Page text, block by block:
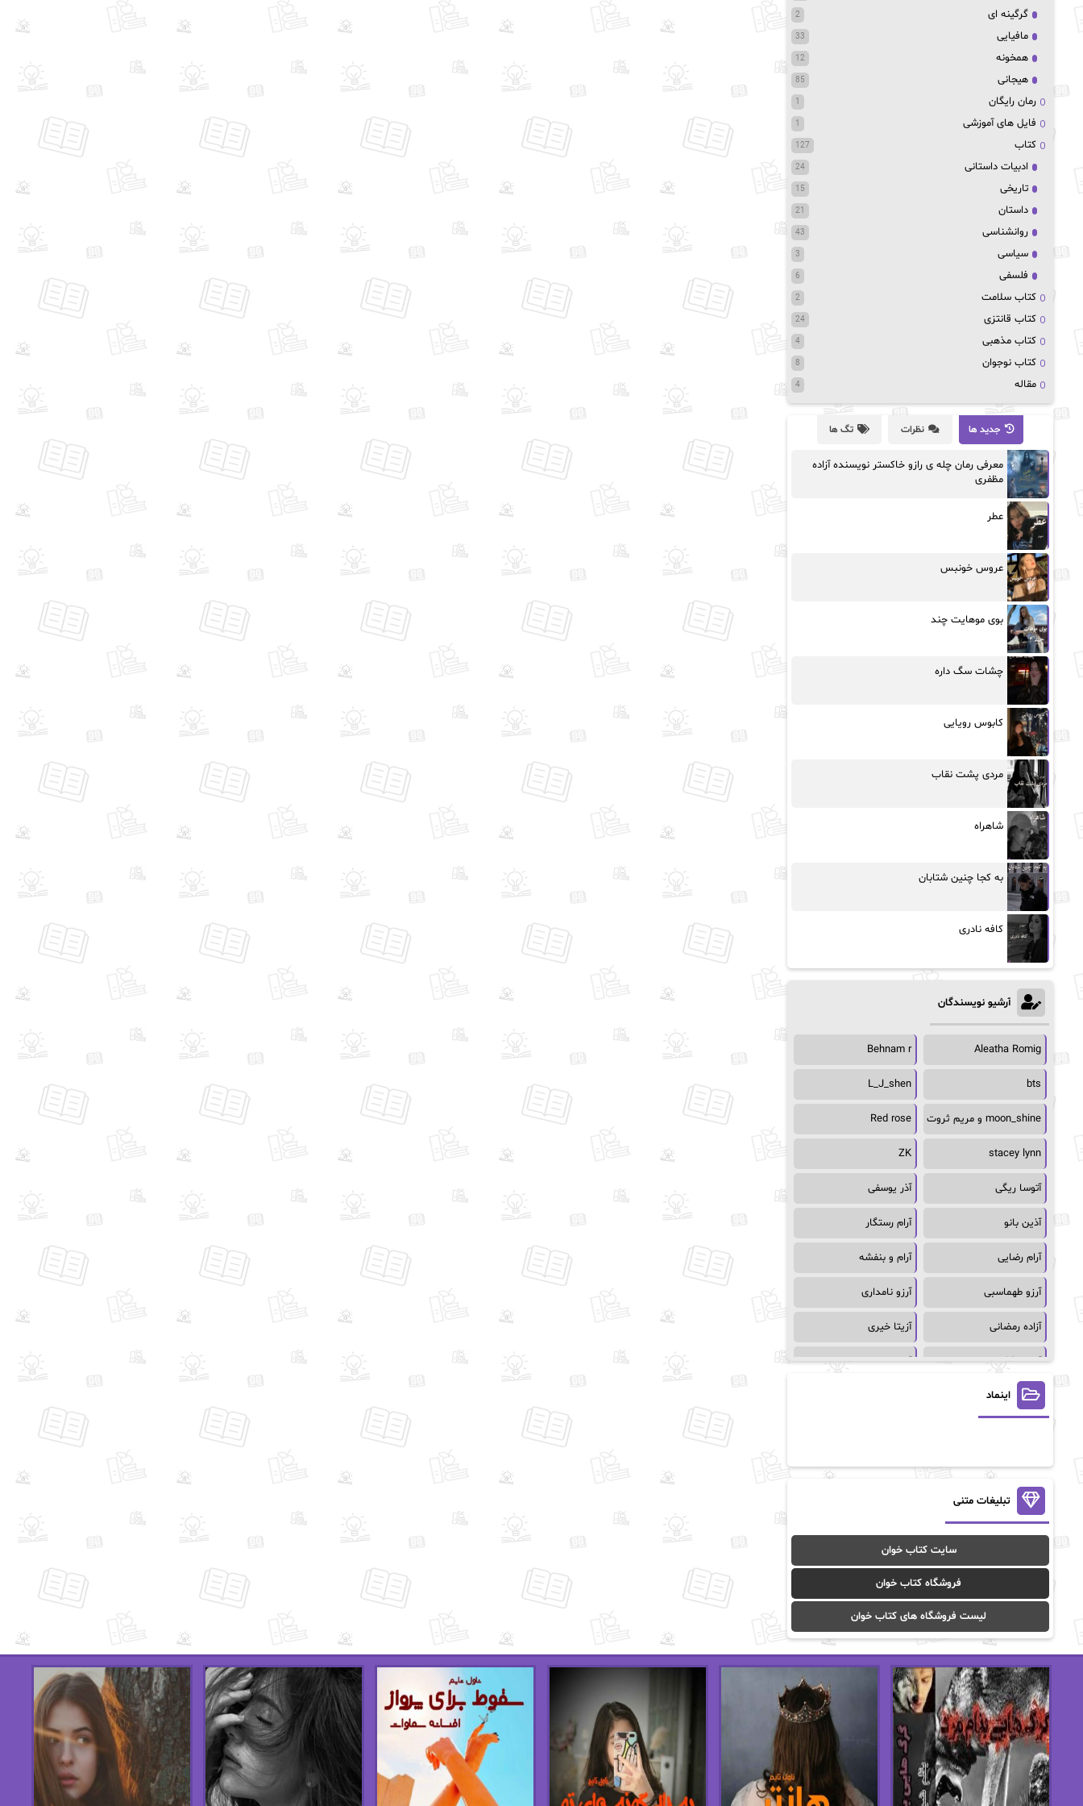
گرگینه ای 2
مافیایی 33
همخونه 12
هیجانی 85
رمان رایگان 1
فایل های آموزشی 1
کتاب 127
ادبیات داستانی 24
تاریخی 15
داستان 21
روانشناسی 43
سیاسی 3
فلسفی 6
کتاب سلامت 2
کتاب قانتزی 24
کتاب مذهبی 4
کتاب نوجوان 8
مقاله 4
جدید ها نظرات تگ ها
معرفی رمان چله ی رازو خاکستر نویسنده آزاده
مظفری
عطر
عروس خونبس
بوی موهایت چند
چشات سگ داره
کابوس رویایی
مردی پشت نقاب
شاهراه
به کجا چنین شتابان
کافه نادری
آرشیو نویسندگان
Aleatha Romig
Behnam r
bts
L_J_shen
moon_shine و مریم ثروت Red rose
stacey lynn
ZK
آتوسا ریگی آذر یوسفی
آذین بانو آرام رستگار
آرام رضایی آرام و بنفشه
آرزو طهماسبی آرزو نامداری
آزاده رمضانی آزیتا خیری
آسمان64 آسمان۶۵
آسیه احمدی
آن ماری سلینکو آنا تاد
آنالیا
آوا موسوی آیدا (Aixi)
آیدا باقری آیسان صادقی
ا_اصغر زاده ا_اصغرزاده
اریک مورگنشترن از نیلوفر لاری
استفانی مهیر استل مسکم
اسما کافی اصغر زاده
افسانه سماوات اکرم محمدی
ال جی اسمیت الف صاد
اینماد
تبلیغات متنی
سایت کتاب خوان
فروشگاه کتاب خوان
لیست فروشگاه های کتاب خوان